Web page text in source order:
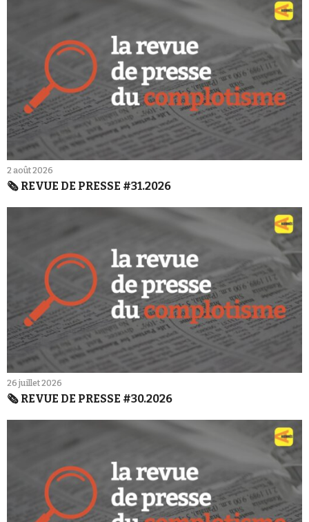
2 août 2026
🗞️ REVUE DE PRESSE #31.2026
26 juillet 2026
🗞️ REVUE DE PRESSE #30.2026